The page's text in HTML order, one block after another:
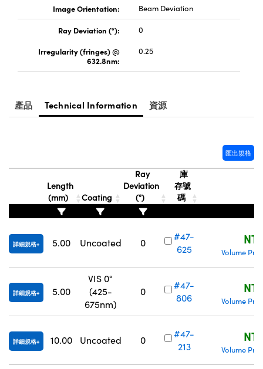
Components | SCHOTT 光
(UFI)
Image Orientation:
Beam Deviation
Ray Deviation (°):
0
Irregularity (fringes) @
632.8nm:
0.25
產品 Technical Information 資源
匯出規格
Length
(mm)
Coating
Ray
Deviation
(°)
庫
存號
碼
詳細規格 5.00 Uncoated 0
#47-
625
Volume
詳細規格 5.00
VIS 0°
(425-
675nm)
0
#47-
806
Volume
詳細規格 10.00 Uncoated 0
#47-
213
Volume